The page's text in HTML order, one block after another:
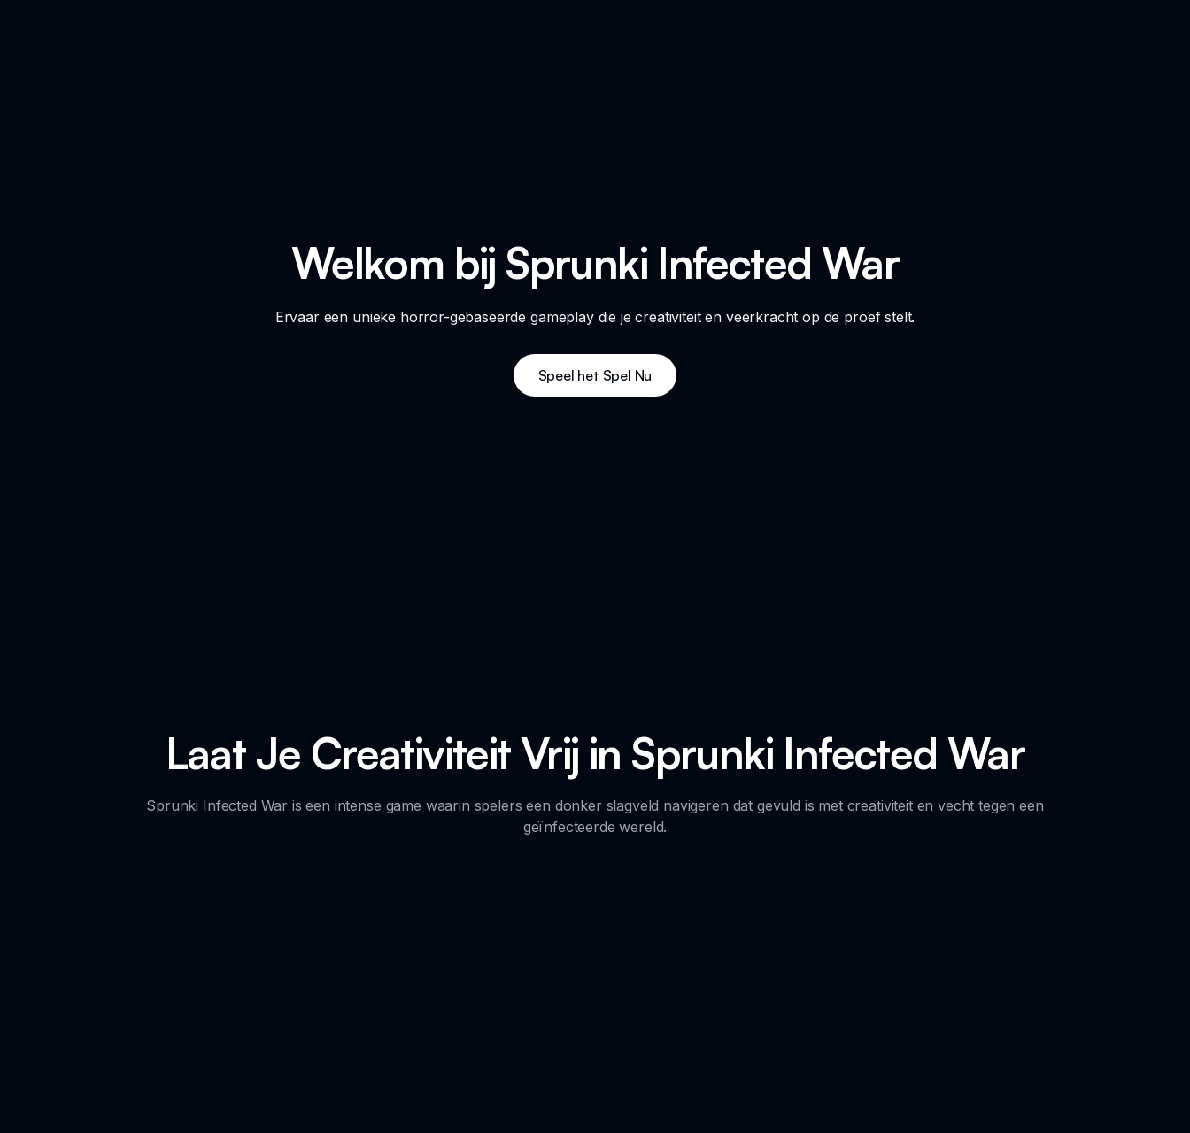
Welkom bij Sprunki Infected War
Ervaar een unieke horror-gebaseerde gameplay die je creativiteit en veerkracht op de proef stelt.
Speel het Spel Nu
Laat Je Creativiteit Vrij in Sprunki Infected War
Sprunki Infected War is een intense game waarin spelers een donker slagveld navigeren dat gevuld is met creativiteit en vecht tegen een
geïnfecteerde wereld.